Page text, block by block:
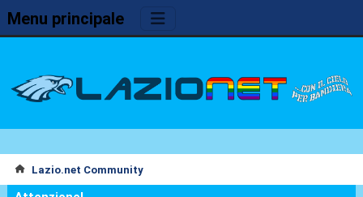
Menu principale
Lazio.net Community